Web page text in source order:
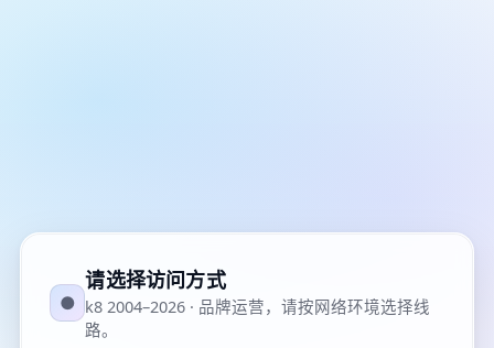
●
请选择访问方式
k8 2004–2026 · 品牌运营，请按网络环境选择线
路。